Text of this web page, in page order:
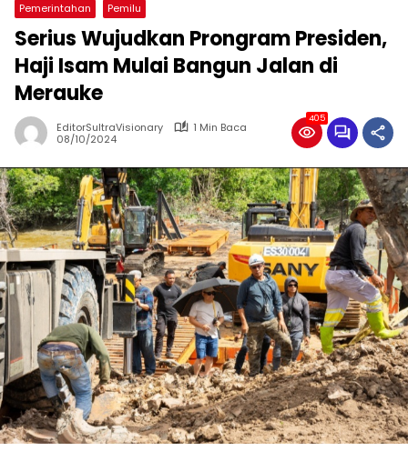
Pemerintahan Pemilu
Serius Wujudkan Prongram Presiden,
Haji Isam Mulai Bangun Jalan di
Merauke
EditorSultraVisionary
1 Min Baca
08/10/2024
405